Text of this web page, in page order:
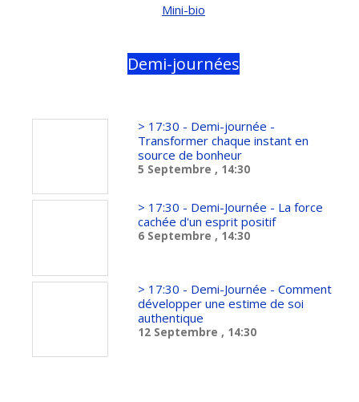
Mini-bio
Demi-journées
> 17:30 - Demi-journée -
Transformer chaque instant en
source de bonheur
5 Septembre , 14:30
> 17:30 - Demi-Journée - La force
cachée d'un esprit positif
6 Septembre , 14:30
> 17:30 - Demi-Journée - Comment
développer une estime de soi
authentique
12 Septembre , 14:30